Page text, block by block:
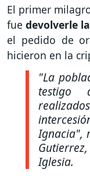
El primer
fuedevolverle
el pedido de
hicieron en la
"La
testigo
Ignacia",
Iglesia.